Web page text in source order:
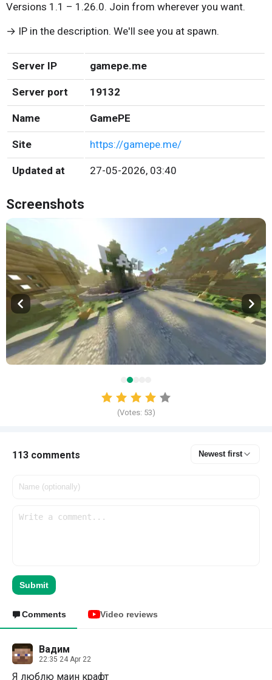
Versions 1.1 – 1.26.0. Join from wherever you want.
→ IP in the description. We'll see you at spawn.
Server IP gamepe.me
Server port 19132
Name GamePE
Site https://gamepe.me/
Updated at 27-05-2026, 03:40
Screenshots
(Votes: 53)
113 comments Newest first
Submit
Comments Video reviews
Вадим
22:35 24 Apr 22
Я люблю маин крафт